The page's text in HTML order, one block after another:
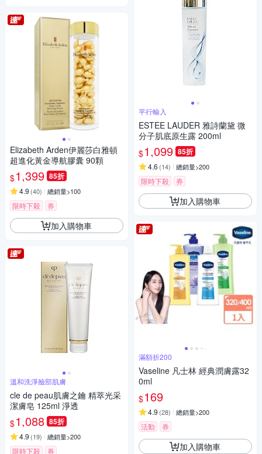
Elizabeth Arden伊麗莎白雅頓
超進化黃金導航膠囊 90顆
$1,399 85折
4.9 (40) 總銷量>100
限時下殺 券
加入購物車
溫和洗淨臉部肌膚
cle de peau肌膚之鑰 精萃光采
潔膚皂 125ml 淨透
$1,088 85折
4.9 (19) 總銷量>200
限時下殺 券
平行輸入
ESTEE LAUDER 雅詩蘭黛 微
分子肌底原生露 200ml
$1,099 85折
4.6 (14) 總銷量>200
限時下殺 券
加入購物車
滿額折200
Vaseline 凡士林 經典潤膚露32
0ml
$169
4.9 (28) 總銷量>200
活動 券
加入購物車